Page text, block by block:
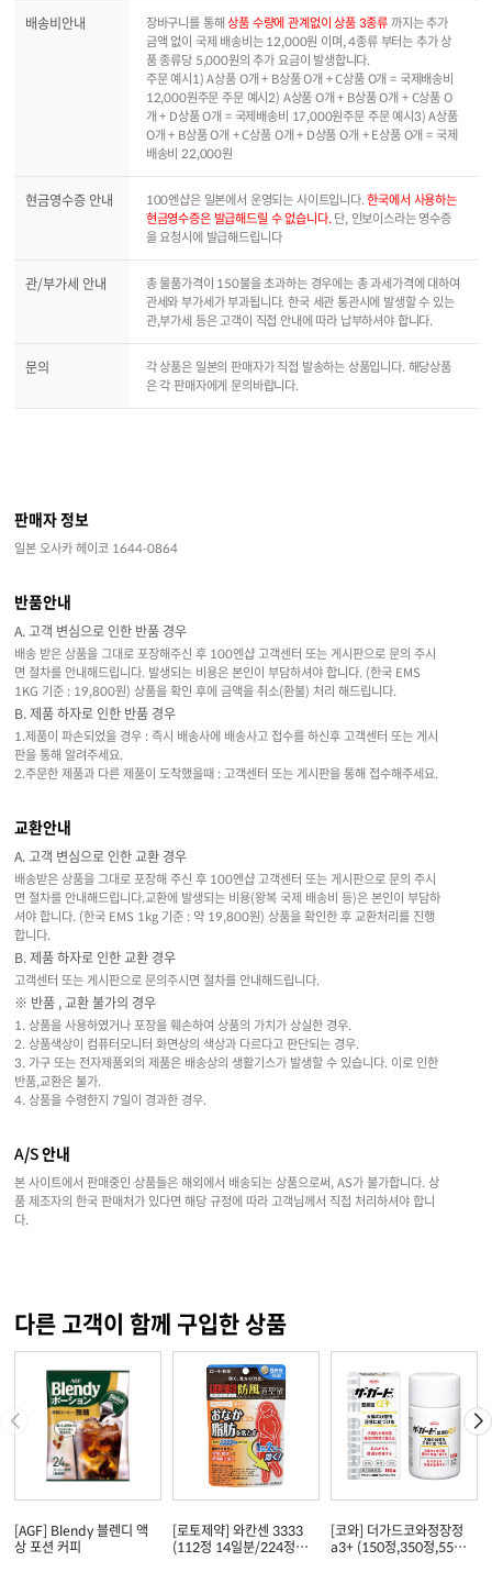
배송비안내 장바구니를 통해상품 수량에 관계없이 상품 3종류 까지는 추가
금액 없이 국제 배송비는 12,000원 이며, 4종류 부터는 추가 상
품 종류당 5,000원의 추가 요금이 발생합니다.
주문 예시1) A상품 O개 + B상품 O개 + C상품 O개 = 국제배송비
12,000원주문 주문 예시2) A상품 O개 + B상품 O개 + C상품 O
개 + D상품 O개 = 국제배송비 17,000원주문 주문 예시3) A상품
O개 + B상품 O개 + C상품 O개 + D상품 O개 + E상품 O개 = 국제
배송비 22,000원
현금영수증 안내 100엔샵은 일본에서 운영되는 사이트입니다.한국에서 사용하는
현금영수증은 발급해드릴 수 없습니다.단, 인보이스라는 영수증
을 요청시에 발급해드립니다
관/부가세 안내
총 물품가격이 150불을 초과하는 경우에는 총 과세가격에 대하여
관세와 부가세가 부과됩니다. 한국 세관 통관시에 발생할 수 있는
관,부가세 등은 고객이 직접 안내에 따라 납부하셔야 합니다.
문의
각 상품은 일본의 판매자가 직접 발송하는 상품입니다. 해당상품
은 각 판매자에게 문의바랍니다.
판매자 정보
일본 오사카 헤이코 1644-0864
반품안내
A. 고객 변심으로 인한 반품 경우
배송 받은 상품을 그대로 포장해주신 후 100엔샵 고객센터 또는 게시판으로 문의 주시
면 절차를 안내해드립니다. 발생되는 비용은 본인이 부담하셔야 합니다. (한국 EMS
1KG 기준 : 19,800원) 상품을 확인 후에 금액을 취소(환불) 처리 해드립니다.
B. 제품 하자로 인한 반품 경우
1.제품이 파손되었을 경우 : 즉시 배송사에 배송사고 접수를 하신후 고객센터 또는 게시
판을 통해 알려주세요.
2.주문한 제품과 다른 제품이 도착했을때 : 고객센터 또는 게시판을 통해 접수해주세요.
교환안내
A. 고객 변심으로 인한 교환 경우
배송받은 상품을 그대로 포장해 주신 후 100엔샵 고객센터 또는 게시판으로 문의 주시
면 절차를 안내해드립니다.교환에 발생되는 비용(왕복 국제 배송비 등)은 본인이 부담하
셔야 합니다. (한국 EMS 1kg 기준 : 약 19,800원) 상품을 확인한 후 교환처리를 진행
합니다.
B. 제품 하자로 인한 교환 경우
고객센터 또는 게시판으로 문의주시면 절차를 안내해드립니다.
※ 반품 , 교환 불가의 경우
1. 상품을 사용하였거나 포장을 훼손하여 상품의 가치가 상실한 경우.
2. 상품색상이 컴퓨터모니터 화면상의 색상과 다르다고 판단되는 경우.
3. 가구 또는 전자제품외의 제품은 배송상의 생활기스가 발생할 수 있습니다. 이로 인한
반품,교환은 불가.
4. 상품을 수령한지 7일이 경과한 경우.
A/S 안내
본 사이트에서 판매중인 상품들은 해외에서 배송되는 상품으로써, AS가 불가합니다. 상
품 제조자의 한국 판매처가 있다면 해당 규정에 따라 고객님께서 직접 처리하셔야 합니
다.
다른 고객이 함께 구입한 상품
[AGF] Blendy 블렌디 액
상 포션 커피
[로토제약] 와칸센 3333
(112정 14일분/224정
[코와] 더가드코와정장정
a3+ (150정,350정,550